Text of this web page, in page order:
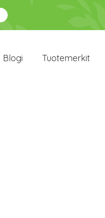
Blogi Tuotemerkit